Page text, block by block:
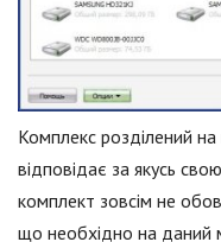
Комплекс розділений
відповідає за якусь
комплект зовсім не
що необхідно на даний